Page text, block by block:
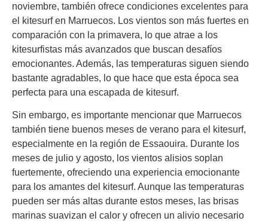
noviembre, también ofrece condiciones excelentes para
el kitesurf en Marruecos. Los vientos son más fuertes en
comparación con la primavera, lo que atrae a los
kitesurfistas más avanzados que buscan desafíos
emocionantes. Además, las temperaturas siguen siendo
bastante agradables, lo que hace que esta época sea
perfecta para una escapada de kitesurf.
Sin embargo, es importante mencionar que Marruecos
también tiene buenos meses de verano para el kitesurf,
especialmente en la región de Essaouira. Durante los
meses de julio y agosto, los vientos alisios soplan
fuertemente, ofreciendo una experiencia emocionante
para los amantes del kitesurf. Aunque las temperaturas
pueden ser más altas durante estos meses, las brisas
marinas suavizan el calor y ofrecen un alivio necesario